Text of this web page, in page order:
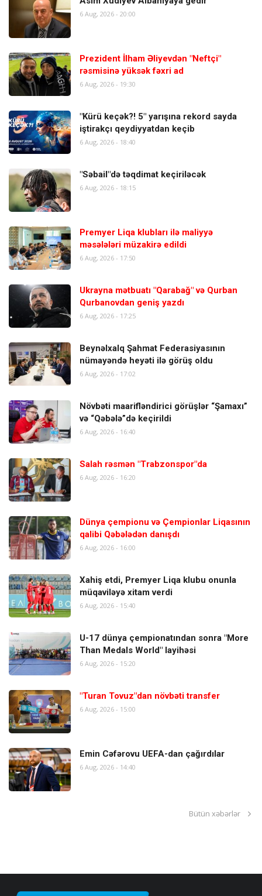
6 Aug, 2026 - 20:00
Prezident İlham Əliyevdən "Neftçi"
rəsmisinə yüksək fəxri ad
6 Aug, 2026 - 19:30
"Kürü keçək?! 5" yarışına rekord sayda
iştirakçı qeydiyyatdan keçib
6 Aug, 2026 - 18:40
"Səbail"də təqdimat keçiriləcək
6 Aug, 2026 - 18:15
Premyer Liqa klubları ilə maliyyə
məsələləri müzakirə edildi
6 Aug, 2026 - 17:50
Ukrayna mətbuatı "Qarabağ" və Qurban
Qurbanovdan geniş yazdı
6 Aug, 2026 - 17:25
Beynəlxalq Şahmat Federasiyasının
nümayəndə heyəti ilə görüş oldu
6 Aug, 2026 - 17:02
Növbəti maarifləndirici görüşlər “Şamaxı”
və “Qəbələ”də keçirildi
6 Aug, 2026 - 16:40
Salah rəsmən "Trabzonspor"da
6 Aug, 2026 - 16:20
Dünya çempionu və Çempionlar Liqasının
qalibi Qəbələdən danışdı
6 Aug, 2026 - 16:00
Xahiş etdi, Premyer Liqa klubu onunla
müqaviləyə xitam verdi
6 Aug, 2026 - 15:40
U-17 dünya çempionatından sonra "More
Than Medals World" layihəsi
6 Aug, 2026 - 15:20
"Turan Tovuz"dan növbəti transfer
6 Aug, 2026 - 15:00
Emin Cəfərovu UEFA-dan çağırdılar
6 Aug, 2026 - 14:40
Bütün xəbərlər